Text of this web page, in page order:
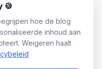
🍪
hoe de blog
inhoud aan
Weigeren haalt